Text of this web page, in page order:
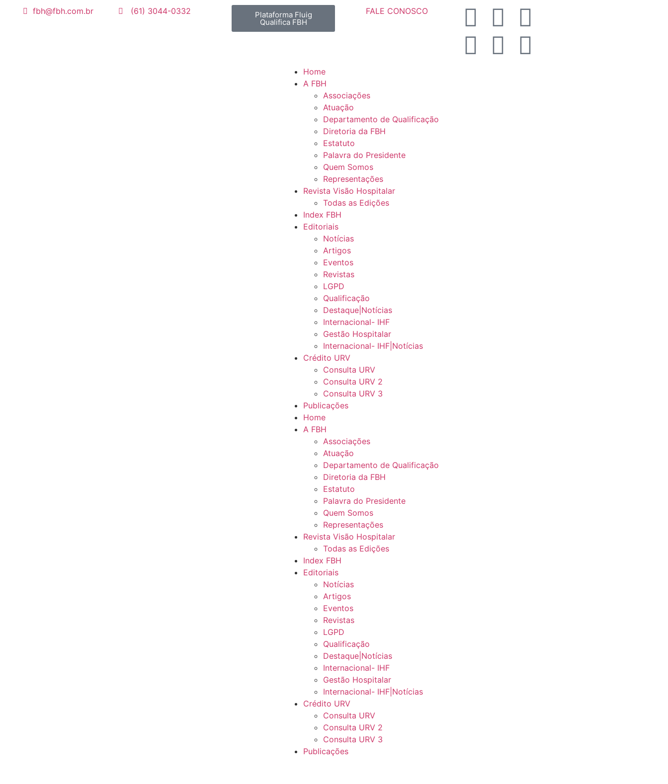
fbh@fbh.com.br (61) 3044-0332 Plataforma Fluig
Qualifica FBH
FALE CONOSCO
Home
A FBH
Associações
Atuação
Departamento de Qualificação
Diretoria da FBH
Estatuto
Palavra do Presidente
Quem Somos
Representações
Revista Visão Hospitalar
Todas as Edições
Index FBH
Editoriais
Notícias
Artigos
Eventos
Revistas
LGPD
Qualificação
Destaque|Notícias
Internacional- IHF
Gestão Hospitalar
Internacional- IHF|Notícias
Crédito URV
Consulta URV
Consulta URV 2
Consulta URV 3
Publicações
Home
A FBH
Associações
Atuação
Departamento de Qualificação
Diretoria da FBH
Estatuto
Palavra do Presidente
Quem Somos
Representações
Revista Visão Hospitalar
Todas as Edições
Index FBH
Editoriais
Notícias
Artigos
Eventos
Revistas
LGPD
Qualificação
Destaque|Notícias
Internacional- IHF
Gestão Hospitalar
Internacional- IHF|Notícias
Crédito URV
Consulta URV
Consulta URV 2
Consulta URV 3
Publicações